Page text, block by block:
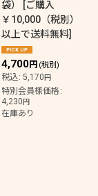
袋） [ご購入
￥10,000（税別）
以上で送料無料]
4,700円 (税別)
税込: 5,170円
特別会員様価格 :
4,230円
在庫あり